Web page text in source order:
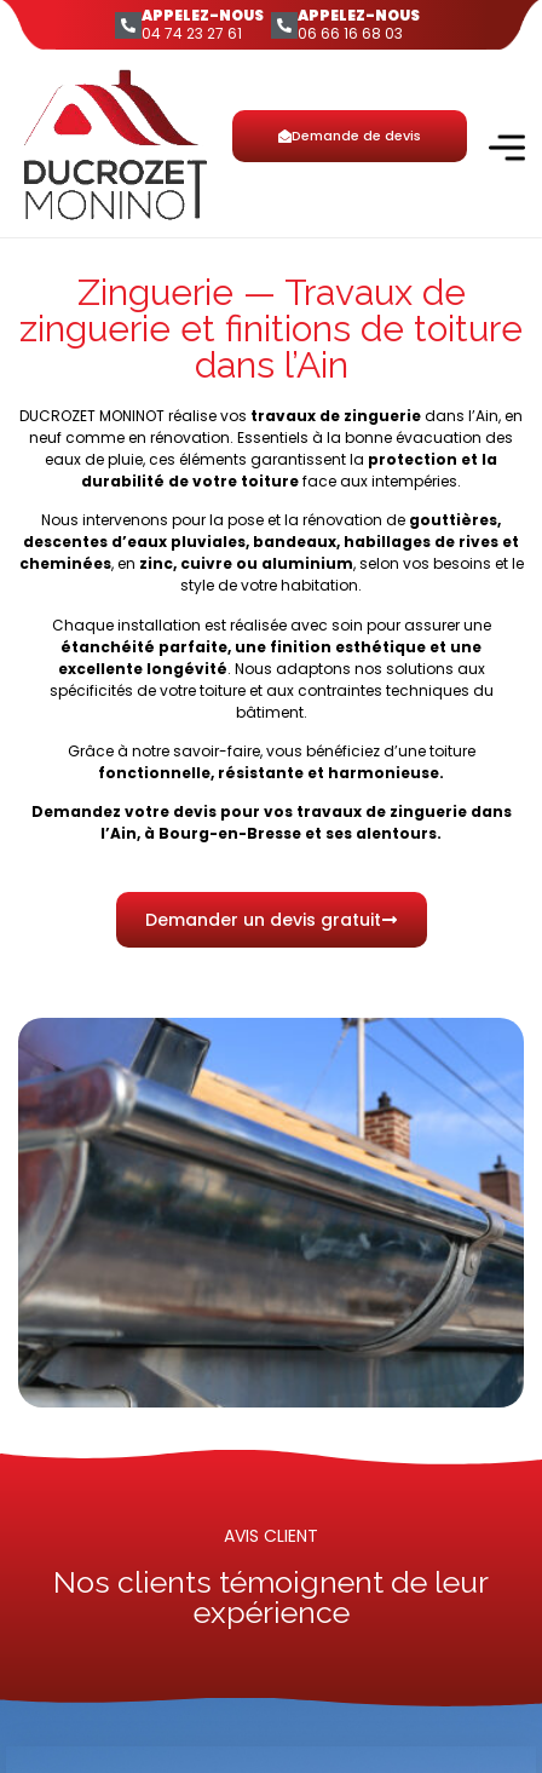
APPELEZ-NOUS
04 74 23 27 61
APPELEZ-NOUS
06 66 16 68 03
Demande de devis
Zinguerie — Travaux de
zinguerie et finitions de toiture
dans l’Ain
DUCROZET MONINOT réalise vos travaux de zingueriedans l’Ain, en
neuf comme en rénovation. Essentiels à la bonne évacuation des
eaux de pluie, ces éléments garantissent la protection et la
durabilité de votre toitureface aux intempéries.
Nous intervenons pour la pose et la rénovation de gouttières,
descentes d’eaux pluviales, bandeaux, habillages de rives et
cheminées, en zinc, cuivre ou aluminium, selon vos besoins et le
style de votre habitation.
Chaque installation est réalisée avec soin pour assurer une
étanchéité parfaite, une finition esthétique et une
excellente longévité. Nous adaptons nos solutions aux
spécificités de votre toiture et aux contraintes techniques du
bâtiment.
Grâce à notre savoir-faire, vous bénéficiez d’une toiture
fonctionnelle, résistante et harmonieuse.
Demandez votre devis pour vos travaux de zinguerie dans
l’Ain, à Bourg-en-Bresse et ses alentours.
Demander un devis gratuit
AVIS CLIENT
Nos clients témoignent de leur
expérience